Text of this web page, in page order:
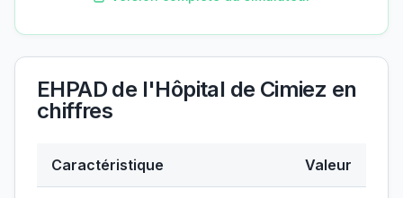
EHPAD de l'Hôpital de Cimiez en
chiffres
Caractéristique Valeur